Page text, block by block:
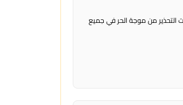
التحذير من موجة ​الحر في جميع